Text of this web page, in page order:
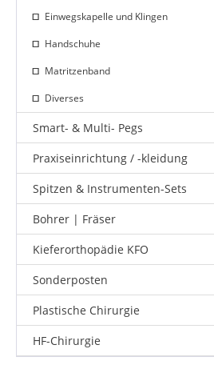
Einwegskapelle und Klingen
Handschuhe
Matritzenband
Diverses
Smart- & Multi- Pegs
Praxiseinrichtung / -kleidung
Spitzen & Instrumenten-Sets
Bohrer | Fräser
Kieferorthopädie KFO
Sonderposten
Plastische Chirurgie
HF-Chirurgie